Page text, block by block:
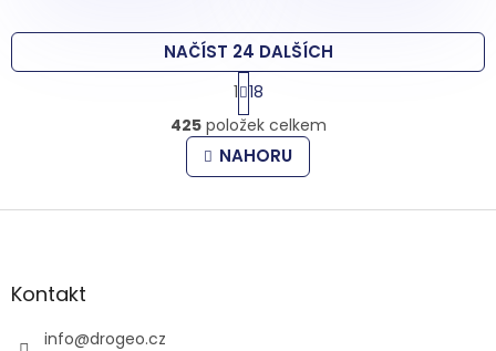
O
v
l
á
a
NAČÍST 24 DALŠÍCH
S
t
r
á
n
k
v
1 18
425položek celkem
NAHORU
Z
aKontakt
info@drogeo.cz